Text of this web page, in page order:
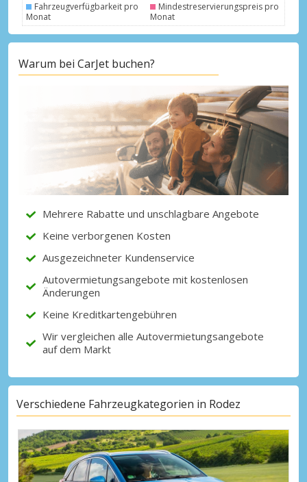
Top-Ersparnisses
Erhalten Sie Zugang zu exklusiven
Partnerangeboten
Mit eLink anmelden
Fahrzeugverfügbarkeit pro
Monat
Mindestreservierungspreis pro
Monat
Warum bei CarJet buchen?
Mehrere Rabatte und unschlagbare Angebote
Keine verborgenen Kosten
Ausgezeichneter Kundenservice
Autovermietungsangebote mit kostenlosen
Änderungen
Keine Kreditkartengebühren
Wir vergleichen alle Autovermietungsangebote
auf dem Markt
Verschiedene Fahrzeugkategorien in Rodez